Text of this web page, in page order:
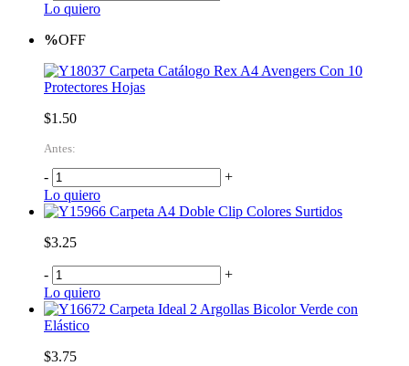
Lo quiero
%OFF
Carpeta Catálogo Rex A4 Avengers Con 10
Protectores Hojas
$1.50
Antes:
-
+
Lo quiero
Carpeta A4 Doble Clip Colores Surtidos
$3.25
-
+
Lo quiero
Carpeta Ideal 2 Argollas Bicolor Verde con
Elástico
$3.75